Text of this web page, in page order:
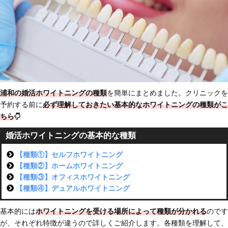
浦和の婚活ホワイトニングの種類を簡単にまとめました。クリニックを
予約する前に必ず理解しておきたい基本的なホワイトニングの種類がこ
ちら
婚活ホワイトニングの基本的な種類
【種類①】セルフホワイトニング
【種類②】ホームホワイトニング
【種類③】オフィスホワイトニング
【種類④】デュアルホワイトニング
基本的にはホワイトニングを受ける場所によって種類が分かれるのです
が、それぞれ特徴が違うので詳しくご紹介します。各種類を理解して、